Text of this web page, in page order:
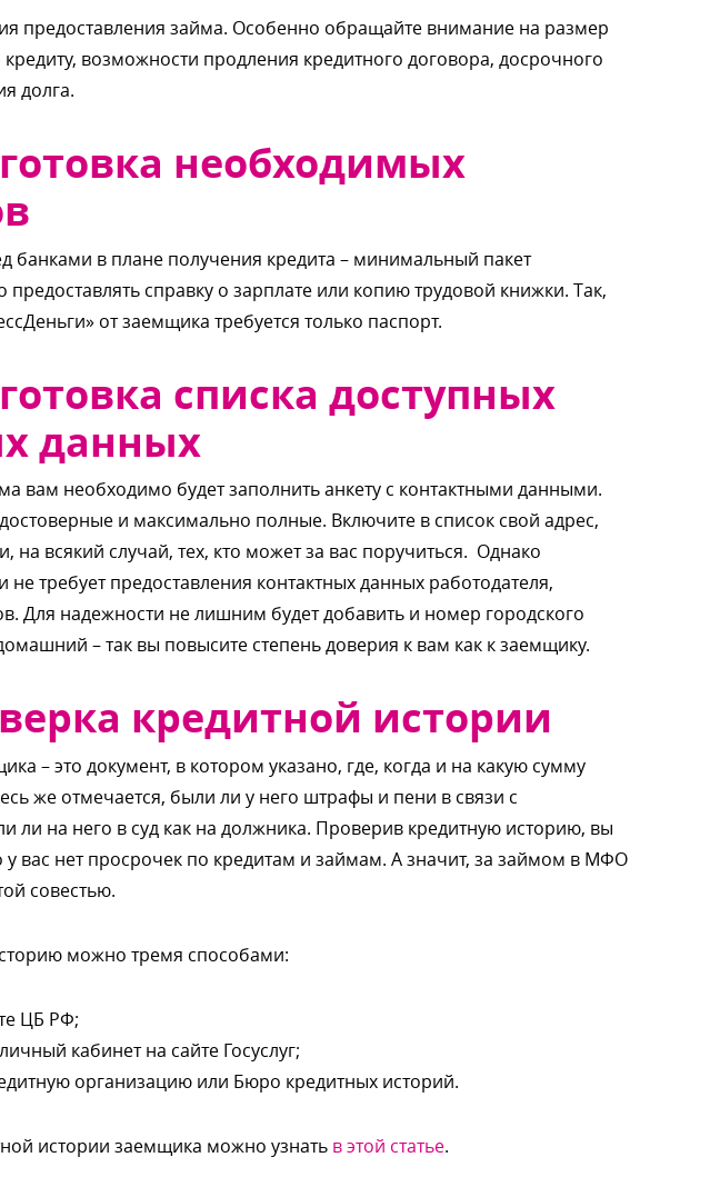
предоставления займа. Особенно обращайте внимание на размер
возможности продления кредитного договора, досрочного
долга.
необходимых
в плане получения кредита – минимальный пакет
справку о зарплате или копию трудовой книжки. Так,
от заемщика требуется только паспорт.
списка доступных
данных
вам необходимо будет заполнить анкету с контактными данными.
и максимально полные. Включите в список свой адрес,
на всякий случай, тех, кто может за вас поручиться. Однако
требует предоставления контактных данных работодателя,
Для надежности не лишним будет добавить и номер городского
– так вы повысите степень доверия к вам как к заемщику.
кредитной истории
– это документ, в котором указано, где, когда и на какую сумму
же отмечается, были ли у него штрафы и пени в связи с
ли на него в суд как на должника. Проверив кредитную историю, вы
у вас нет просрочек по кредитам и займам. А значит, за займом в МФО
совестью.
можно тремя способами:
ЦБ РФ;
кабинет на сайте Госуслуг;
организацию или Бюро кредитных историй.
истории заемщика можно узнать этой статье.